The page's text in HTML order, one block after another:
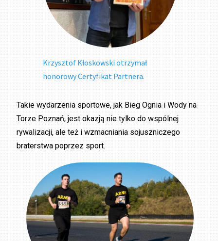
Krzysztof Kłoskowski otrzymał
honorowy Certyfikat Partnera.
Takie wydarzenia sportowe, jak Bieg Ognia i Wody na
Torze Poznań, jest okazją nie tylko do wspólnej
rywalizacji, ale też i wzmacniania sojuszniczego
braterstwa poprzez sport.